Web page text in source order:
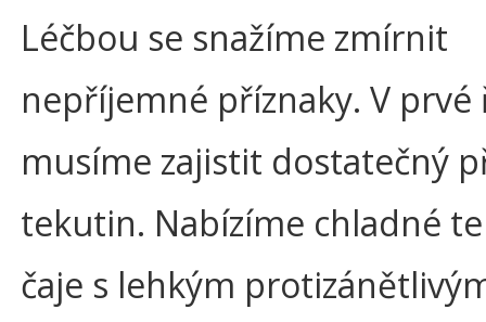
Léčbou se snažíme zmírnit
nepříjemné příznaky. V prvé
musíme zajistit dostatečný
tekutin. Nabízíme chladné
čaje s lehkým